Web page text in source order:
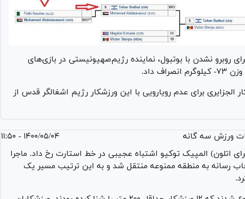
روبرو نشدن با بوتبول، نماینده رژیم‌صهیونیستی در بازی‌های
داد.
الجزایری برای عدم رویارویی با این ورزشکار رژیم اشغالگر قدس از
ورزش سه گانه
۱۴۰۰/۰۵/۰۴ - ۱۱:۵۰
اتلون) المپیک توکیو اشتباه عجیبی در خط استارت رخ داد. ماجرا
رسانه به منطقه ممنوعه منتقل شد و به این ترتیب مسیر یک